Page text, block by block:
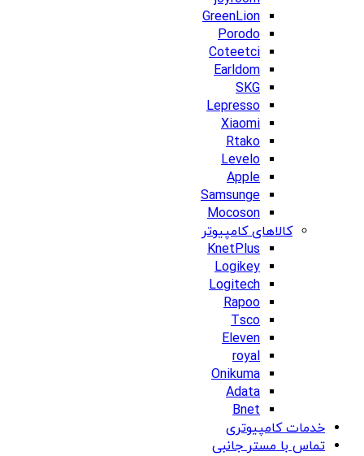
GreenLion
Porodo
Coteetci
Earldom
SKG
Lepresso
Xiaomi
Rtako
Levelo
Apple
Samsunge
Mocoson
کالاهای کامپیوتر
KnetPlus
Logikey
Logitech
Rapoo
Tsco
Eleven
royal
Onikuma
Adata
Bnet
خدمات کامپیوتری
تماس با مستر جانبی